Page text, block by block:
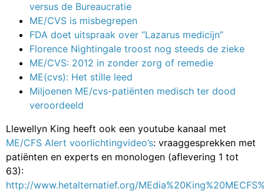
versus de Bureaucratie
ME/CVS is misbegrepen
FDA doet uitspraak over “Lazarus medicijn”
Florence Nightingale troost nog steeds de zieke
ME/CVS: 2012 in zonder zorg of remedie
ME(cvs): Het stille leed
Miljoenen ME/cvs-patiënten medisch ter dood
veroordeeld
Llewellyn King heeft ook een youtube kanaal met
ME/CFS Alert voorlichtingvideo’s: vraaggesprekken met
patiënten en experts en monologen (aflevering 1 tot
63):
http://www.hetalternatief.org/